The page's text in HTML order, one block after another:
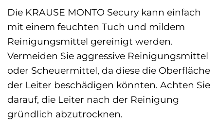
Die KRAUSE MONTO Secury kann einfach
mit einem feuchten Tuch und mildem
Reinigungsmittel gereinigt werden.
Vermeiden Sie aggressive Reinigungsmittel
oder Scheuermittel, da diese die Oberfläche
der Leiter beschädigen könnten. Achten Sie
darauf, die Leiter nach der Reinigung
gründlich abzutrocknen.